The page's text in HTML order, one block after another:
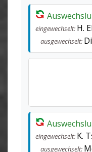
eingewechselt: H.
ausgewechselt:
eingewechselt: K.
ausgewechselt: